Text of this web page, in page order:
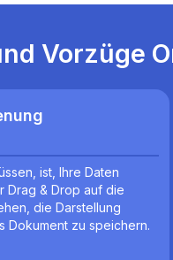
Vorzüge
ist, Ihre Daten
Drag & Drop auf die
die Darstellung
Dokument zu speichern.